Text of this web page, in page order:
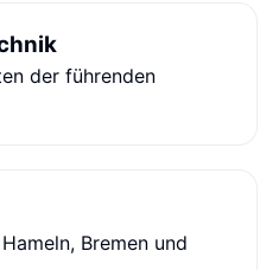
der führenden
Bremen und